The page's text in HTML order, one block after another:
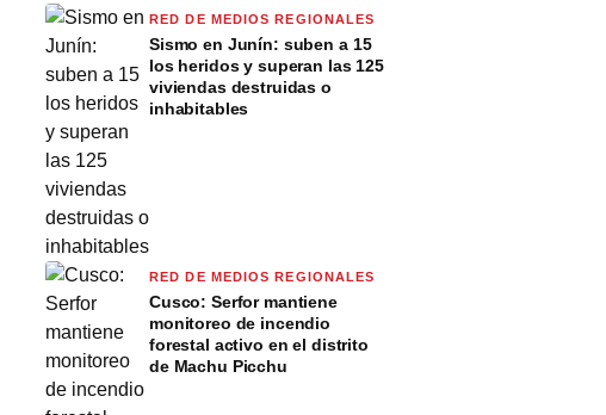
RED DE MEDIOS REGIONALES
Sismo en Junín: suben a 15
los heridos y superan las 125
viviendas destruidas o
inhabitables
RED DE MEDIOS REGIONALES
Cusco: Serfor mantiene
monitoreo de incendio
forestal activo en el distrito
de Machu Picchu